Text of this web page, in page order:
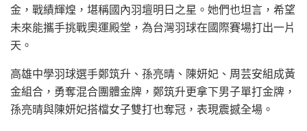
金，戰績輝煌，堪稱國內羽壇明日之星。她們也坦言，希望
未來能攜手挑戰奧運殿堂，為台灣羽球在國際賽場打出一片
天。
高雄中學羽球選手鄭筑升、孫亮晴、陳妍妃、周芸安組成黃
金組合，勇奪混合團體金牌，鄭筑升更拿下男子單打金牌，
孫亮晴與陳妍妃搭檔女子雙打也奪冠，表現震撼全場。